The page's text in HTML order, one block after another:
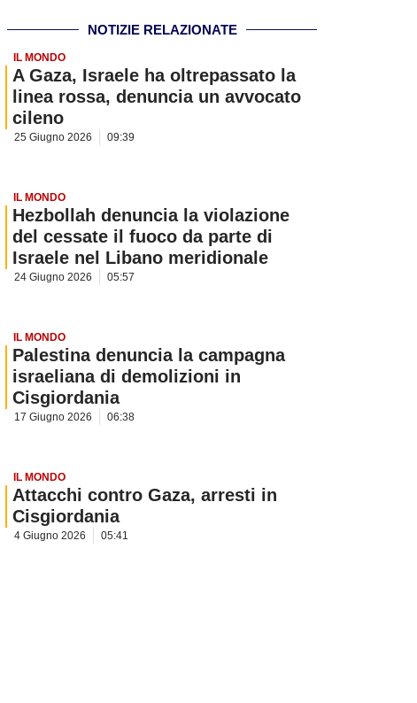
NOTIZIE RELAZIONATE
IL MONDO
A Gaza, Israele ha oltrepassato la
linea rossa, denuncia un avvocato
cileno
25 Giugno 2026 09:39
IL MONDO
Hezbollah denuncia la violazione
del cessate il fuoco da parte di
Israele nel Libano meridionale
24 Giugno 2026 05:57
IL MONDO
Palestina denuncia la campagna
israeliana di demolizioni in
Cisgiordania
17 Giugno 2026 06:38
IL MONDO
Attacchi contro Gaza, arresti in
Cisgiordania
4 Giugno 2026 05:41